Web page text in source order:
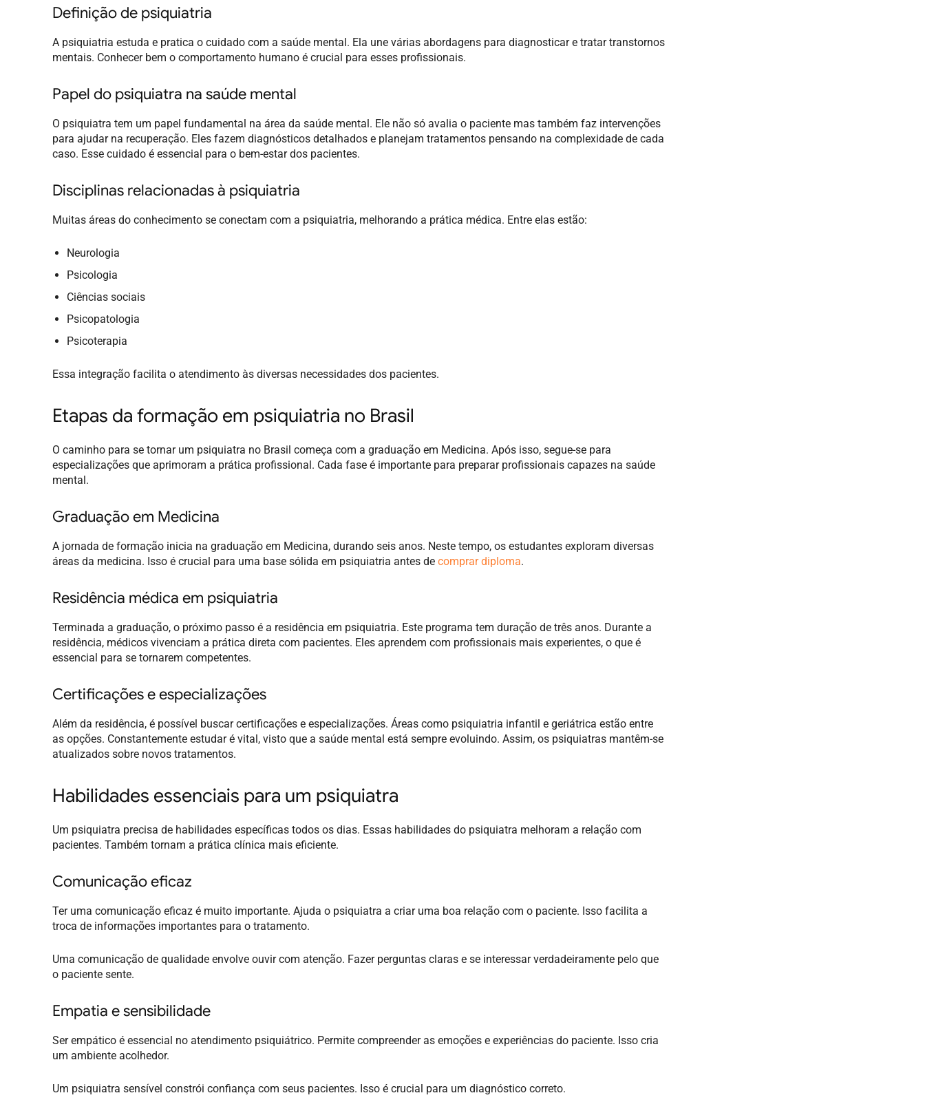
Definição de psiquiatria
A psiquiatria estuda e pratica o cuidado com a saúde mental. Ela une várias abordagens para diagnosticar e tratar transtornos
mentais. Conhecer bem o comportamento humano é crucial para esses profissionais.
Papel do psiquiatra na saúde mental
O psiquiatra tem um papel fundamental na área da saúde mental. Ele não só avalia o paciente mas também faz intervenções
para ajudar na recuperação. Eles fazem diagnósticos detalhados e planejam tratamentos pensando na complexidade de cada
caso. Esse cuidado é essencial para o bem-estar dos pacientes.
Disciplinas relacionadas à psiquiatria
Muitas áreas do conhecimento se conectam com a psiquiatria, melhorando a prática médica. Entre elas estão:
Neurologia
Psicologia
Ciências sociais
Psicopatologia
Psicoterapia
Essa integração facilita o atendimento às diversas necessidades dos pacientes.
Etapas da formação em psiquiatria no Brasil
O caminho para se tornar um psiquiatra no Brasil começa com a graduação em Medicina. Após isso, segue-se para
especializações que aprimoram a prática profissional. Cada fase é importante para preparar profissionais capazes na saúde
mental.
Graduação em Medicina
A jornada de formação inicia na graduação em Medicina, durando seis anos. Neste tempo, os estudantes exploram diversas
áreas da medicina. Isso é crucial para uma base sólida em psiquiatria antes de comprar diploma.
Residência médica em psiquiatria
Terminada a graduação, o próximo passo é a residência em psiquiatria. Este programa tem duração de três anos. Durante a
residência, médicos vivenciam a prática direta com pacientes. Eles aprendem com profissionais mais experientes, o que é
essencial para se tornarem competentes.
Certificações e especializações
Além da residência, é possível buscar certificações e especializações. Áreas como psiquiatria infantil e geriátrica estão entre
as opções. Constantemente estudar é vital, visto que a saúde mental está sempre evoluindo. Assim, os psiquiatras mantêm-se
atualizados sobre novos tratamentos.
Habilidades essenciais para um psiquiatra
Um psiquiatra precisa de habilidades específicas todos os dias. Essas habilidades do psiquiatra melhoram a relação com
pacientes. Também tornam a prática clínica mais eficiente.
Comunicação eficaz
Ter uma comunicação eficaz é muito importante. Ajuda o psiquiatra a criar uma boa relação com o paciente. Isso facilita a
troca de informações importantes para o tratamento.
Uma comunicação de qualidade envolve ouvir com atenção. Fazer perguntas claras e se interessar verdadeiramente pelo que
o paciente sente.
Empatia e sensibilidade
Ser empático é essencial no atendimento psiquiátrico. Permite compreender as emoções e experiências do paciente. Isso cria
um ambiente acolhedor.
Um psiquiatra sensível constrói confiança com seus pacientes. Isso é crucial para um diagnóstico correto.